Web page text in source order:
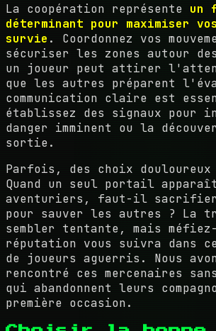
La coopération représente un
déterminant pour maximiser
survie . Coordonnez vos
sécuriser les zones autour
un joueur peut attirer
que les autres préparent
communication claire est
établissez des signaux pour
danger imminent ou la
sortie.
Parfois, des choix douloureux
Quand un seul portail
aventuriers, faut-il sacrifier
pour sauver les autres ? La
sembler tentante, mais
réputation vous suivra dans
de joueurs aguerris. Nous
rencontré ces mercenaires
qui abandonnent leurs
première occasion.